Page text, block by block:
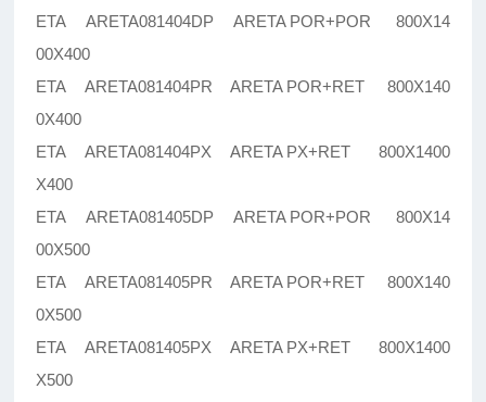
ETA ARETA081404DP ARETA POR+POR 800X14
00X400
ETA ARETA081404PR ARETA POR+RET 800X140
0X400
ETA ARETA081404PX ARETA PX+RET 800X1400
X400
ETA ARETA081405DP ARETA POR+POR 800X14
00X500
ETA ARETA081405PR ARETA POR+RET 800X140
0X500
ETA ARETA081405PX ARETA PX+RET 800X1400
X500